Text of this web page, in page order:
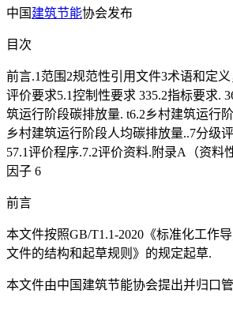
中国 建筑节能协会发布
目次
前言.1范围2规范性引用文件3术语和定
评价要求5.1控制性要求 335.2指标要求.
筑运行阶段碳排放量. t6.2乡村建筑运行
乡村建筑运行阶段人均碳排放量..7分级
57.1评价程序.7.2评价资料.附录A（资料
因子 6
前言
本文件按照GB/T1.1-2020《标准化工作
文件的结构和起草规则》的规定起草.
本文件由中国建筑节能协会提出并归口